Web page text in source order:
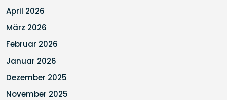
April 2026
März 2026
Februar 2026
Januar 2026
Dezember 2025
November 2025